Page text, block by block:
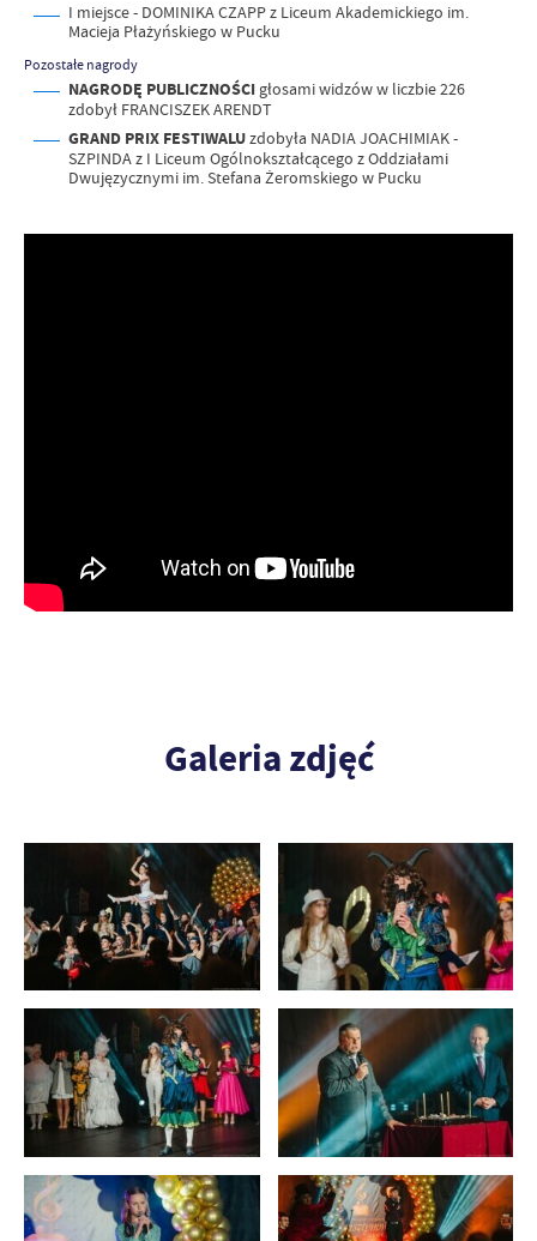
I miejsce - DOMINIKA CZAPP z Liceum Akademickiego im.
Macieja Płażyńskiego w Pucku
Pozostałe nagrody
NAGRODĘ PUBLICZNOŚCI głosami widzów w liczbie 226
zdobył FRANCISZEK ARENDT
GRAND PRIX FESTIWALUzdobyła NADIA JOACHIMIAK -
SZPINDA z I Liceum Ogólnokształcącego z Oddziałami
Dwujęzycznymi im. Stefana Żeromskiego w Pucku
Galeria zdjęć